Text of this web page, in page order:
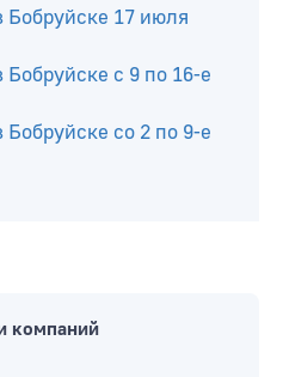
17 июля
с 9 по 16-е
со 2 по 9-е
компаний